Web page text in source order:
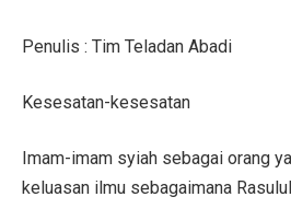
Penulis : Tim Teladan Abadi
Kesesatan-kesesatan
Imam-imam syiah sebagai orang
keluasan ilmu sebagaimana